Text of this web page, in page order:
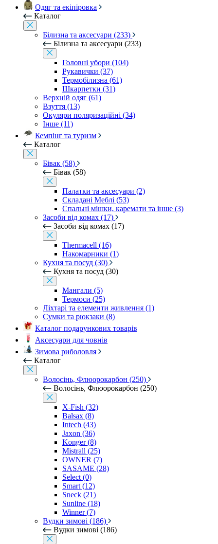
Одяг та екіпіровка
Каталог
Білизна та аксесуари (233)
Білизна та аксесуари (233)
Головні убори (104)
Рукавички (37)
Термобілизна (61)
Шкарпетки (31)
Верхній одяг (61)
Взуття (13)
Окуляри поляризаційні (34)
Інше (11)
Кемпінг та туризм
Каталог
Бівак (58)
Бівак (58)
Палатки та аксесуари (2)
Складані Меблі (53)
Спальні мішки, каремати та інше (3)
Засоби від комах (17)
Засоби від комах (17)
Thermacell (16)
Накомарники (1)
Кухня та посуд (30)
Кухня та посуд (30)
Мангали (5)
Термоси (25)
Ліхтарі та елементи живлення (1)
Сумки та рюкзаки (8)
Каталог подарункових товарів
Аксесуари для човнів
Зимова риболовля
Каталог
Волосінь, Флюорокарбон (250)
Волосінь, Флюорокарбон (250)
X-Fish (32)
Balsax (8)
Intech (43)
Jaxon (36)
Konger (8)
Mistrall (25)
OWNER (7)
SASAME (28)
Select (0)
Smart (12)
Sneck (21)
Sunline (18)
Winner (7)
Вудки зимові (186)
Вудки зимові (186)